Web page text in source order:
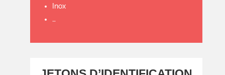
Inox
…